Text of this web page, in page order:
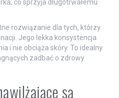
co sprzyja długotrwałemu
rozwiązanie dla tych, którzy
Jego lekka konsystencja
i nie obciąża skóry. To idealny
zadbać o zdrowy
są